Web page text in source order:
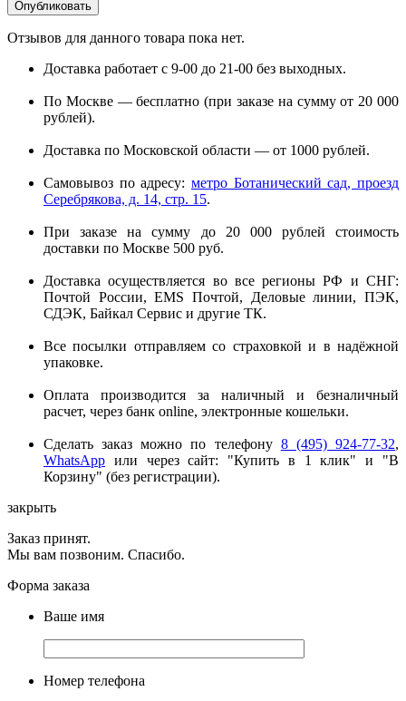
Отзывов для данного товара пока нет.
Доставка работает с 9-00 до 21-00 без выходных.
По Москве — бесплатно (при заказе на сумму от 20 000
рублей).
Доставка по Московской области — от 1000 рублей.
Самовывоз по адресу: метро Ботанический сад, проезд
Серебрякова, д. 14, стр. 15.
При заказе на сумму до 20 000 рублей стоимость
доставки по Москве 500 руб.
Доставка осуществляется во все регионы РФ и СНГ:
Почтой России, EMS Почтой, Деловые линии, ПЭК,
СДЭК, Байкал Сервис и другие ТК.
Все посылки отправляем со страховкой и в надёжной
упаковке.
Оплата производится за наличный и безналичный
расчет, через банк online, электронные кошельки.
Сделать заказ можно по телефону 8 (495) 924-77-32,
WhatsApp или через сайт: "Купить в 1 клик" и "В
Корзину" (без регистрации).
закрыть
Заказ принят.
Мы вам позвоним. Спасибо.
Форма заказа
Ваше имя
Номер телефона